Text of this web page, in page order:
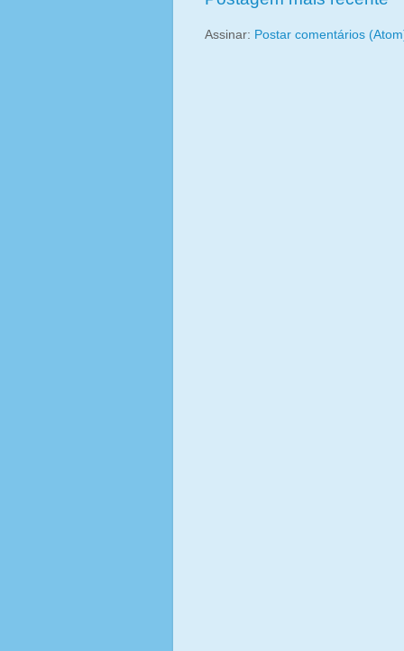
Assinar: Postar comentários